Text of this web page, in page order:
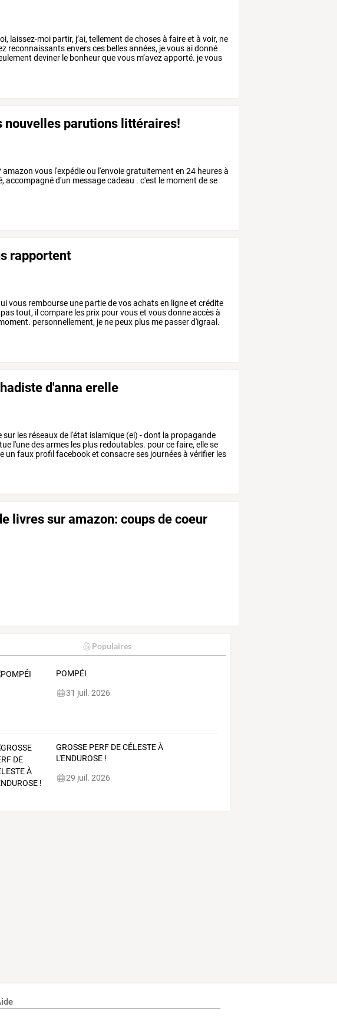
laissez-moi partir, j’ai,tellement dechosesà faireet à voir, ne
reconnaissantsenversces bellesannées, jevousaidonné
deviner le bonheurquevous m’avezapporté. jevous
nouvelles parutions littéraires!
vous l'expédie ou l'envoie gratuitement en 24 heures à
accompagné d'un message cadeau . c'est le moment de se
rapportent
vous rembourse une partiedevosachatsen ligneet crédite
pastout, il compare les prix pourvouset vousdonneaccèsà
personnellement, je ne peux plus me passerd'igraal.
d'anna erelle
sur les réseauxde l'état islamique (ei) -dont la propagande
l'unedesarmes les plus redoutables. pourcefaire, ellese
un faux profil facebooket consacreses journéesà vérifier les
livres sur amazon: coups de coeur
Populaires
POMPÉI
31 juil. 2026
GROSSE PERF DE CÉLESTE À
L'ENDUROSE !
29 juil. 2026